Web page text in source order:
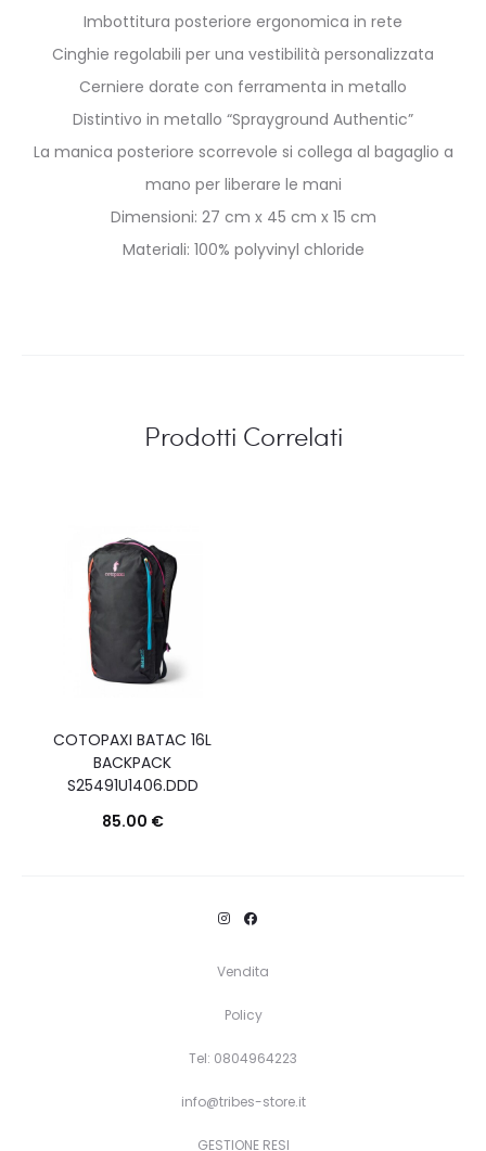
Imbottitura posteriore ergonomica in rete
Cinghie regolabili per una vestibilità personalizzata
Cerniere dorate con ferramenta in metallo
Distintivo in metallo “Sprayground Authentic”
La manica posteriore scorrevole si collega al bagaglio a
mano per liberare le mani
Dimensioni: 27 cm x 45 cm x 15 cm
Materiali: 100% polyvinyl chloride
Prodotti Correlati
COTOPAXI BATAC 16L
BACKPACK
S25491U1406.DDD
85.00 €
varianti.
essere
scelte
Vendita
Policy
Tel: 0804964223
info@tribes-store.it
GESTIONE RESI